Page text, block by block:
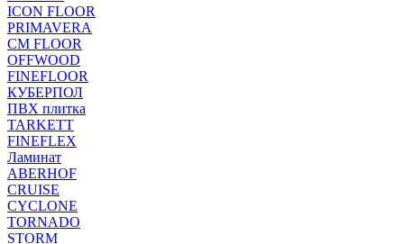
ICON FLOOR
PRIMAVERA
CM FLOOR
OFFWOOD
FINEFLOOR
КУБЕРПОЛ
ПВХ плитка
TARKETT
FINEFLEX
Ламинат
ABERHOF
CRUISE
CYCLONE
TORNADO
STORM